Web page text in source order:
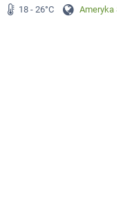
18 - 26°C Ameryka Śr.